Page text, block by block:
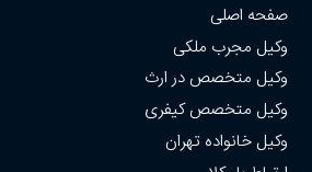
صفحه اصلی
وکیل مجرب ملکی
وکیل متخصص در ارث
وکیل متخصص کیفری
وکیل خانواده تهران